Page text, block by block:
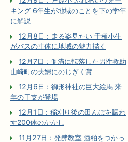
キング 6年生が地域のことを下の学年
に解説
12月8日：走る姿見たい 千種小生
がバスの車体に地域の魅力描く
12月7日：側溝に転落した男性救助
山崎町の夫婦にのじぎく賞
12月6日：御形神社の巨大絵馬 来
年の干支が登場
12月1日：稲刈り後の田んぼを賑わ
す200体のかかし
11月27日：発酵教室 酒粕をつかっ